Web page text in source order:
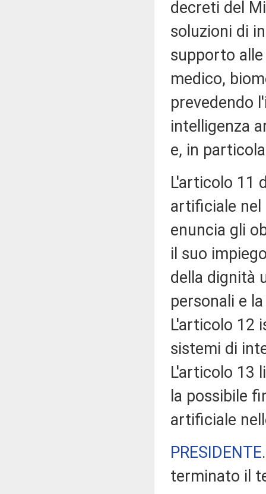
decreti del
soluzioni di
supporto
medico,
prevedendo
intelligenza
e, in
L'articolo 11
artificiale nel
enuncia gli
il suo
della dignità
personali e
L'articolo 12
sistemi di
L'articolo 13
la possibile
artificiale
PRESIDENTE
terminato il